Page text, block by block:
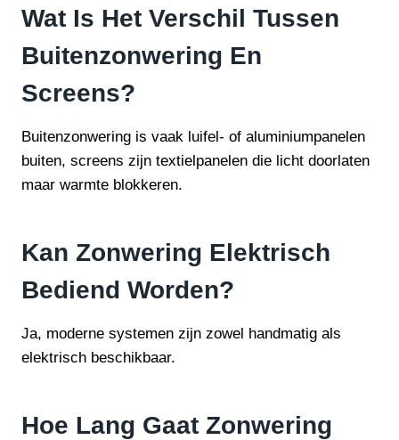
Wat Is Het Verschil Tussen
Buitenzonwering En
Screens?
Buitenzonwering is vaak luifel- of aluminiumpanelen
buiten, screens zijn textielpanelen die licht doorlaten
maar warmte blokkeren.
Kan Zonwering Elektrisch
Bediend Worden?
Ja, moderne systemen zijn zowel handmatig als
elektrisch beschikbaar.
Hoe Lang Gaat Zonwering